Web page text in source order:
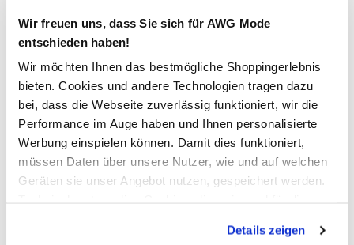
Wir freuen uns, dass Sie sich für AWG Mode
entschieden haben!
Wir möchten Ihnen das bestmögliche Shoppingerlebnis
bieten. Cookies und andere Technologien tragen dazu
bei, dass die Webseite zuverlässig funktioniert, wir die
Performance im Auge haben und Ihnen personalisierte
Werbung einspielen können. Damit dies funktioniert,
müssen Daten über unsere Nutzer, wie und auf welchen
Geräten sie unser Angebot nutzen, gespeichert werden.
werden, werden bei der Nutzung der Webseite auf jeden
Details zeigen
In den Warenkorb
Schneller DHL Versand: in 1–3 Werktagen
Kostenfreie Rücksendung innerhalb 14 Tage
Kostenlose Filiallieferung in Ihre Wunschfiliale
Zur Wunschliste hinzufügen